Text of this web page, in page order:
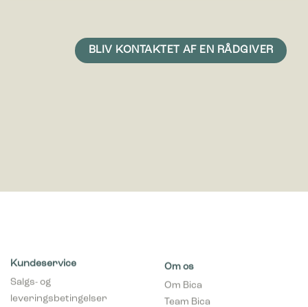
oplysninger anonymt.
Kundeservice
Salgs- og
leveringsbetingelser
Om os
Om Bica
Team Bica